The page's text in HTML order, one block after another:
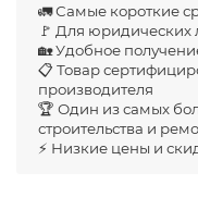
🚛 Самые короткие
🚩 Для
🏡 Удобное
📋 Товар
производителя
🏆 Один из самых
строительства и
⚡ Низкие цены и